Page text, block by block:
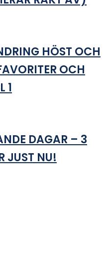
HÖST OCH
OCH
1
DAGAR – 3
JUST NU!